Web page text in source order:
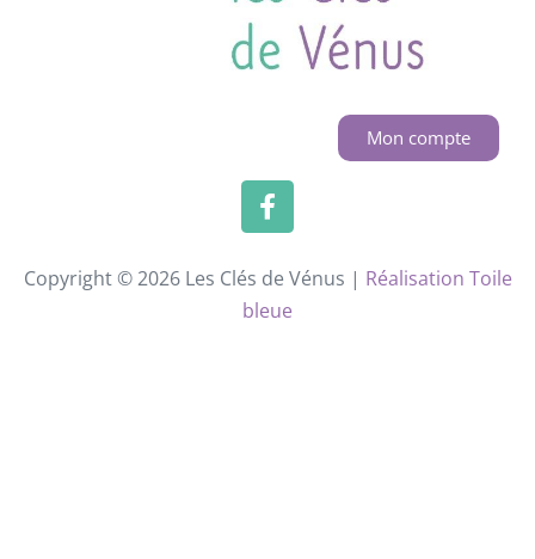
Mon compte
Copyright © 2026 Les Clés de Vénus | Réalisation Toile
bleue